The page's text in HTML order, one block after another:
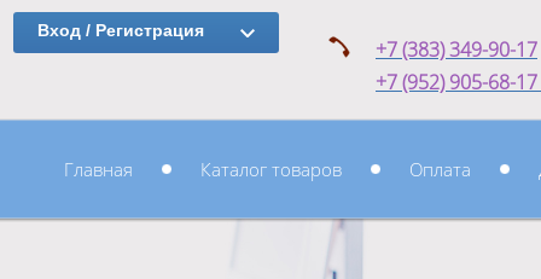
Главная Каталог товаров Оплата
+7 (383) 349-90-17
+7 (952) 905-68-17
Вход / Регистрация